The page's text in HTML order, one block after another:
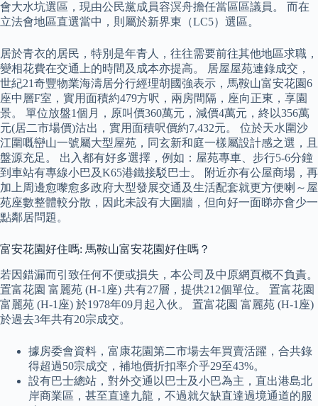
會大水坑選區，現由公民黨成員容溟舟擔任當區區議員。 而在
立法會地區直選當中，則屬於新界東（LC5）選區。
居於青衣的居民，特別是年青人，往往需要前往其他地區求職，
變相花費在交通上的時間及成本亦提高。 居屋屋苑連錄成交，
世紀21奇豐物業海濤居分行經理胡國強表示，馬鞍山富安花園6
座中層F室，實用面積約479方呎，兩房間隔，座向正東，享園
景。 單位放盤1個月，原叫價360萬元，減價4萬元，終以356萬
元(居二市場價)沽出，實用面積呎價約7,432元。 位於天水圍沙
江圍嘅巒山一號屬大型屋苑，同玄新和庭一樣屬設計感之選，且
盤源充足。 出入都有好多選擇，例如：屋苑專車、步行5-6分鐘
到車站有專線小巴及K65港鐵接駁巴士。 附近亦有公屋商場，再
加上周邊愈嚟愈多政府大型發展交通及生活配套就更方便喇～屋
苑座數整體較分散，因此未設有大圍牆，但向好一面睇亦會少一
點鄰居問題。
富安花園好住嗎: 馬鞍山富安花園好住嗎？
若因錯漏而引致任何不便或損失，本公司及中原網頁概不負責。
置富花園 富麗苑 (H-1座) 共有27層，提供212個單位。 置富花園
富麗苑 (H-1座) 於1978年09月起入伙。 置富花園 富麗苑 (H-1座)
於過去3年共有20宗成交。
據房委會資料，富康花園第二市場去年買賣活躍，合共錄
得超過50宗成交，補地價折扣率介乎29至43%。
設有巴士總站，對外交通以巴士及小巴為主，直出港島北
岸商業區，甚至直達九龍，不過就欠缺直達過境通道的服